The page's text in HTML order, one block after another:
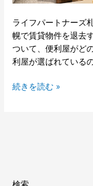
ライフパートナーズ
幌で賃貸物件を退去
ついて、便利屋がど
利屋が選ばれている
札
幌
で
便
利
が
続きを読む »